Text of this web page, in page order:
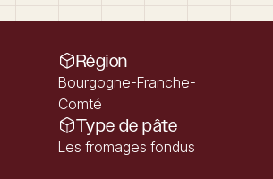
Région
Bourgogne-Franche-
Comté
Type de pâte
Les fromages fondus